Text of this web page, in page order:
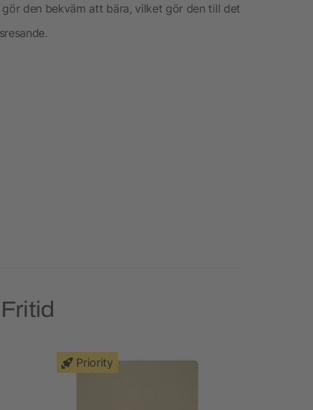
den bekväm att bära, vilket gör den till det
Priority